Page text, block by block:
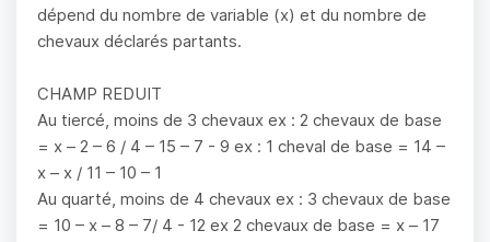
dépend du nombre de variable (x) et du nombre de
chevaux déclarés partants.
CHAMP REDUIT
Au tiercé, moins de 3 chevaux ex : 2 chevaux de base
= x – 2 – 6 / 4 – 15 – 7 - 9 ex : 1 cheval de base = 14 –
x – x / 11 – 10 – 1
Au quarté, moins de 4 chevaux ex : 3 chevaux de base
= 10 – x – 8 – 7/ 4 - 12 ex 2 chevaux de base = x – 17